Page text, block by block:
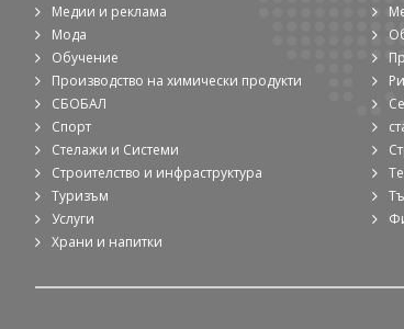
Медии и реклама
Мода
Обучение
Производство на химически продукти
СБОБАЛ
Спорт
Стелажи и Системи
Строителство и инфраструктура
Туризъм
Услуги
Храни и напитки